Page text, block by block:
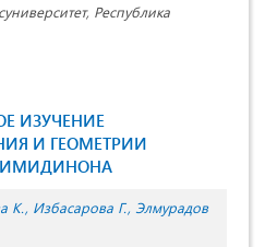
Республика
ИЗУЧЕНИЕ
И ГЕОМЕТРИИ
К. Избасарова Г. Элмурадов